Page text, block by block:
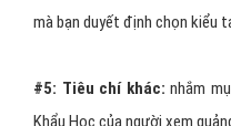
mà bạn duyết định chọn kiểu
#5: Tiêu chí khác: nhắm
Khẩu Học của người xem